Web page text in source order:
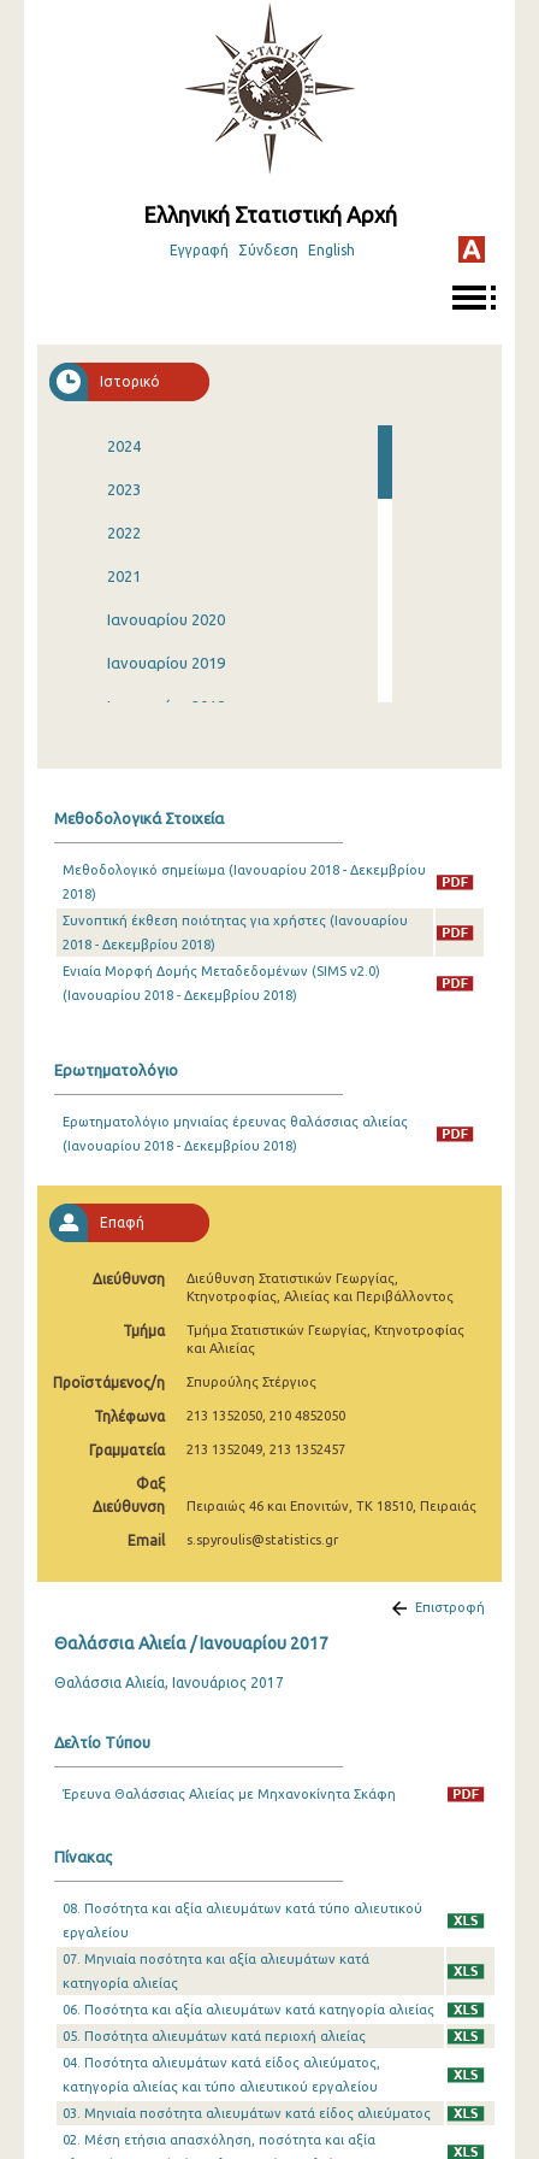
Ελληνική Στατιστική Αρχή
Εγγραφή Σύνδεση English
Ιστορικό
2024
2023
2022
2021
Ιανουαρίου 2020
Ιανουαρίου 2019
Ιανουαρίου 2018
Ιανουαρίου 2014
2013
2012
Ιανουαρίου 2009
Ιανουαρίου 2008
Ιανουαρίου 2007
Ιανουαρίου 2006
Ιανουαρίου 2005
Ιανουαρίου 2000
Ιανουαρίου 1964
Μεθοδολογικά Στοιχεία
Μεθοδολογικό σημείωμα (Ιανουαρίου 2018 - Δεκεμβρίου
2018)
Συνοπτική έκθεση ποιότητας για χρήστες (Ιανουαρίου
2018 - Δεκεμβρίου 2018)
Ενιαία Μορφή Δομής Μεταδεδομένων (SIMS v2.0)
(Ιανουαρίου 2018 - Δεκεμβρίου 2018)
Ερωτηματολόγιο
Ερωτηματολόγιο μηνιαίας έρευνας θαλάσσιας αλιείας
(Ιανουαρίου 2018 - Δεκεμβρίου 2018)
Επαφή
Διεύθυνση
Διεύθυνση Στατιστικών Γεωργίας,
Κτηνοτροφίας, Αλιείας και Περιβάλλοντος
Τμήμα
Τμήμα Στατιστικών Γεωργίας, Κτηνοτροφίας
και Αλιείας
Προϊστάμενος/η Σπυρούλης Στέργιος
Τηλέφωνα 213 1352050, 210 4852050
Γραμματεία 213 1352049, 213 1352457
Φαξ
Διεύθυνση
Πειραιώς 46 και Επονιτών, ΤΚ 18510, Πειραιάς
Email s.spyroulis@statistics.gr
Επιστροφή
Θαλάσσια Αλιεία / Ιανουαρίου 2017
Θαλάσσια Αλιεία, Ιανουάριος 2017
Δελτίο Τύπου
Έρευνα Θαλάσσιας Αλιείας με Μηχανοκίνητα Σκάφη
Πίνακας
08. Ποσότητα και αξία αλιευμάτων κατά τύπο αλιευτικού
εργαλείου
07. Μηνιαία ποσότητα και αξία αλιευμάτων κατά
κατηγορία αλιείας
06. Ποσότητα και αξία αλιευμάτων κατά κατηγορία αλιείας
05. Ποσότητα αλιευμάτων κατά περιοχή αλιείας
04. Ποσότητα αλιευμάτων κατά είδος αλιεύματος,
κατηγορία αλιείας και τύπο αλιευτικού εργαλείου
03. Μηνιαία ποσότητα αλιευμάτων κατά είδος αλιεύματος
02. Μέση ετήσια απασχόληση, ποσότητα και αξία